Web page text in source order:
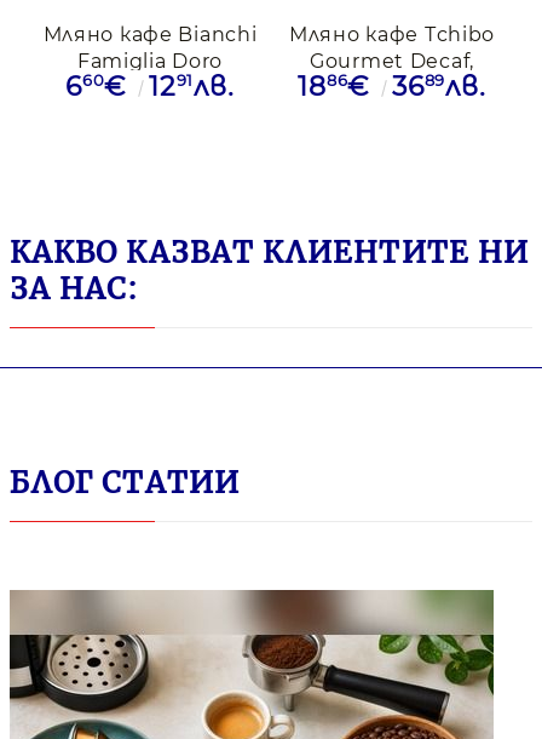
Мляно кафе Bianchi
Famiglia Doro
Decafеnato, 250гр.
660€ 1291лв.
Мляно кафе Тchibo
Gourmet Decaf,
500гр.
1886€ 3689лв.
КАКВО КАЗВАТ КЛИЕНТИТЕ НИ
ЗА НАС:
БЛОГ СТАТИИ